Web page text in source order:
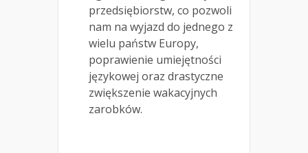
przedsiębiorstw, co pozwoli
nam na wyjazd do jednego z
wielu państw Europy,
poprawienie umiejętności
językowej oraz drastyczne
zwiększenie wakacyjnych
zarobków.